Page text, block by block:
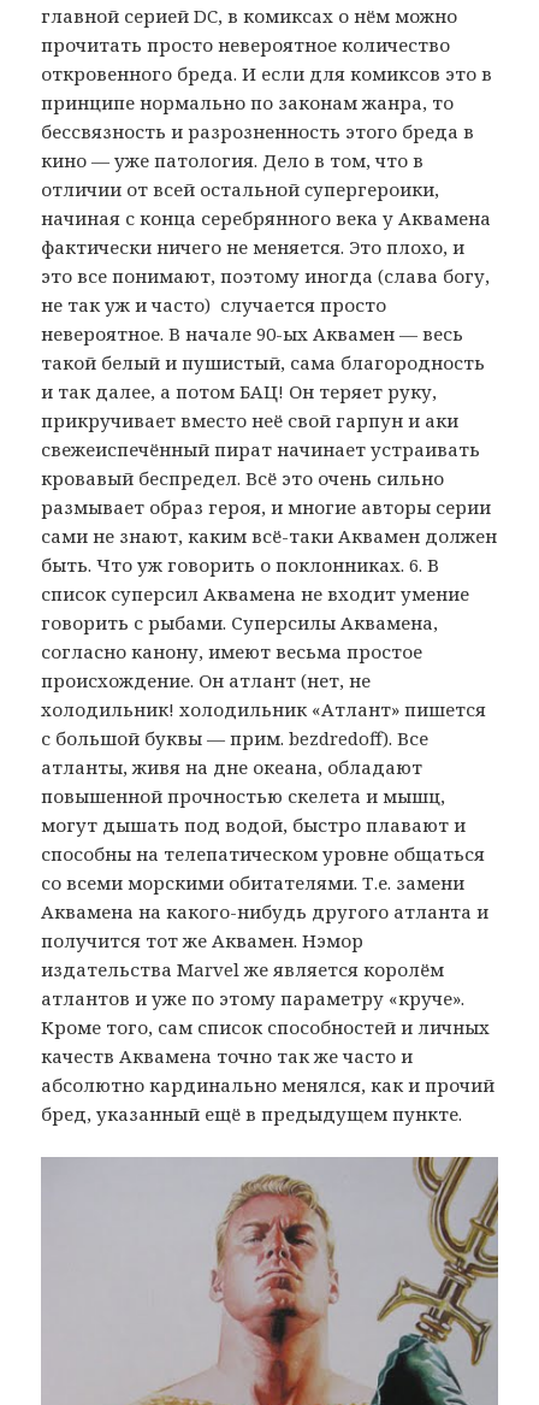
главной серией DC, в комиксах о нём можно
прочитать просто невероятное количество
откровенного бреда. И если для комиксов это в
принципе нормально по законам жанра, то
бессвязность и разрозненность этого бреда в
кино — уже патология. Дело в том, что в
отличии от всей остальной cупергероики,
начиная с конца серебрянного века у Аквамена
фактически ничего не меняется. Это плохо, и
это все понимают, поэтому иногда (слава богу,
не так уж и часто) случается просто
невероятное. В начале 90-ых Аквамен — весь
такой белый и пушистый, сама благородность
и так далее, а потом БАЦ! Он теряет руку,
прикручивает вместо неё свой гарпун и аки
свежеиспечённый пират начинает устраивать
кровавый беспредел. Всё это очень сильно
размывает образ героя, и многие авторы серии
сами не знают, каким всё-таки Аквамен должен
быть. Что уж говорить о поклонниках. 6. В
список суперсил Аквамена не входит умение
говорить с рыбами. Суперсилы Аквамена,
согласно канону, имеют весьма простое
происхождение. Он атлант (нет, не
холодильник! холодильник «Атлант» пишется
с большой буквы — прим. bezdredoff). Все
атланты, живя на дне океана, обладают
повышенной прочностью скелета и мышц,
могут дышать под водой, быстро плавают и
способны на телепатическом уровне общаться
со всеми морскими обитателями. Т.е. замени
Аквамена на какого-нибудь другого атланта и
получится тот же Аквамен. Нэмор
издательства Marvel же является королём
атлантов и уже по этому параметру «круче».
Кроме того, сам список способностей и личных
качеств Аквамена точно так же часто и
абсолютно кардинально менялся, как и прочий
бред, указанный ещё в предыдущем пункте.